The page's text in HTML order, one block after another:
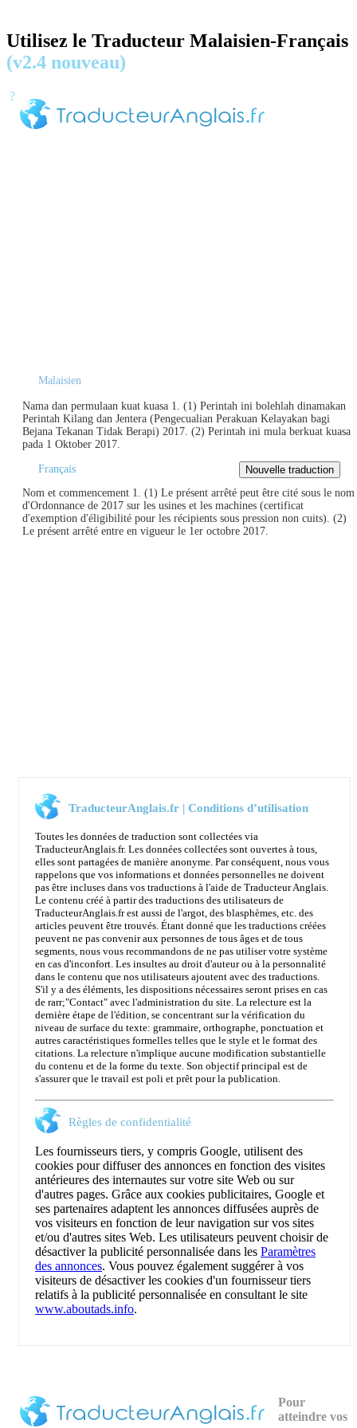
Utilisez le Traducteur Malaisien-Français
(v2.4 nouveau)
?
Malaisien
Nama dan permulaan kuat kuasa 1. (1) Perintah ini bolehlah dinamakan
Perintah Kilang dan Jentera (Pengecualian Perakuan Kelayakan bagi
Bejana Tekanan Tidak Berapi) 2017. (2) Perintah ini mula berkuat kuasa
pada 1 Oktober 2017.
Français
Nom et commencement 1. (1) Le présent arrêté peut être cité sous le nom
d'Ordonnance de 2017 sur les usines et les machines (certificat
d'exemption d'éligibilité pour les récipients sous pression non cuits). (2)
Le présent arrêté entre en vigueur le 1er octobre 2017.
TraducteurAnglais.fr | Conditions d’utilisation
Toutes les données de traduction sont collectées via
TraducteurAnglais.fr. Les données collectées sont ouvertes à tous,
elles sont partagées de manière anonyme. Par conséquent, nous vous
rappelons que vos informations et données personnelles ne doivent
pas être incluses dans vos traductions à l'aide de Traducteur Anglais.
Le contenu créé à partir des traductions des utilisateurs de
TraducteurAnglais.fr est aussi de l'argot, des blasphèmes, etc. des
articles peuvent être trouvés. Étant donné que les traductions créées
peuvent ne pas convenir aux personnes de tous âges et de tous
segments, nous vous recommandons de ne pas utiliser votre système
en cas d'inconfort. Les insultes au droit d'auteur ou à la personnalité
dans le contenu que nos utilisateurs ajoutent avec des traductions.
S'il y a des éléments, les dispositions nécessaires seront prises en cas
de rarr;"Contact" avec l'administration du site. La relecture est la
dernière étape de l'édition, se concentrant sur la vérification du
niveau de surface du texte: grammaire, orthographe, ponctuation et
autres caractéristiques formelles telles que le style et le format des
citations. La relecture n'implique aucune modification substantielle
du contenu et de la forme du texte. Son objectif principal est de
s'assurer que le travail est poli et prêt pour la publication.
Règles de confidentialité
Les fournisseurs tiers, y compris Google, utilisent des
cookies pour diffuser des annonces en fonction des visites
antérieures des internautes sur votre site Web ou sur
d'autres pages. Grâce aux cookies publicitaires, Google et
ses partenaires adaptent les annonces diffusées auprès de
vos visiteurs en fonction de leur navigation sur vos sites
et/ou d'autres sites Web. Les utilisateurs peuvent choisir de
désactiver la publicité personnalisée dans les Paramètres
des annonces. Vous pouvez également suggérer à vos
visiteurs de désactiver les cookies d'un fournisseur tiers
relatifs à la publicité personnalisée en consultant le site
www.aboutads.info.
Pour
atteindre vos